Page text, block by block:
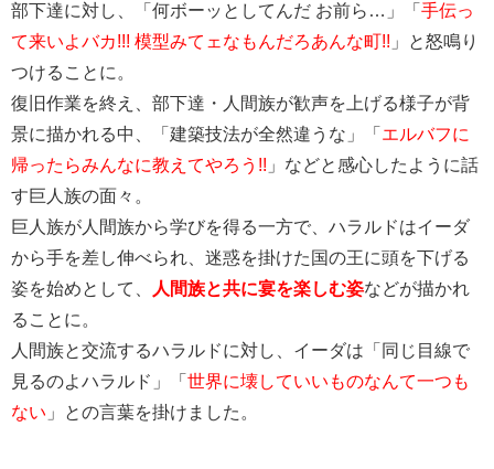
部下達に対し、「何ボーッとしてんだ お前ら…」「 手伝っ
て来いよバカ!!! 模型みてェなもんだろあんな町!! 」と怒鳴り
つけることに。
復旧作業を終え、部下達・人間族が歓声を上げる様子が背
景に描かれる中、「建築技法が全然違うな」「 エルバフに
帰ったらみんなに教えてやろう!! 」などと感心したように話
す巨人族の面々。
巨人族が人間族から学びを得る一方で、ハラルドはイーダ
から手を差し伸べられ、迷惑を掛けた国の王に頭を下げる
姿を始めとして、
人間族と共に宴を楽しむ姿などが描かれ
ることに。
人間族と交流するハラルドに対し、イーダは「同じ目線で
見るのよハラルド」「 世界に壊していいものなんて一つも
ない 」との言葉を掛けました。